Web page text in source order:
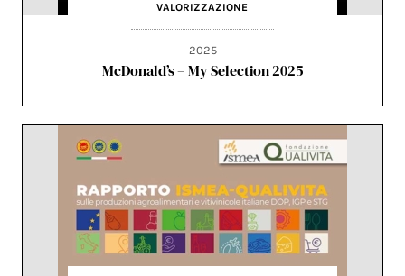
VALORIZZAZIONE
2025
McDonald’s – My Selection 2025